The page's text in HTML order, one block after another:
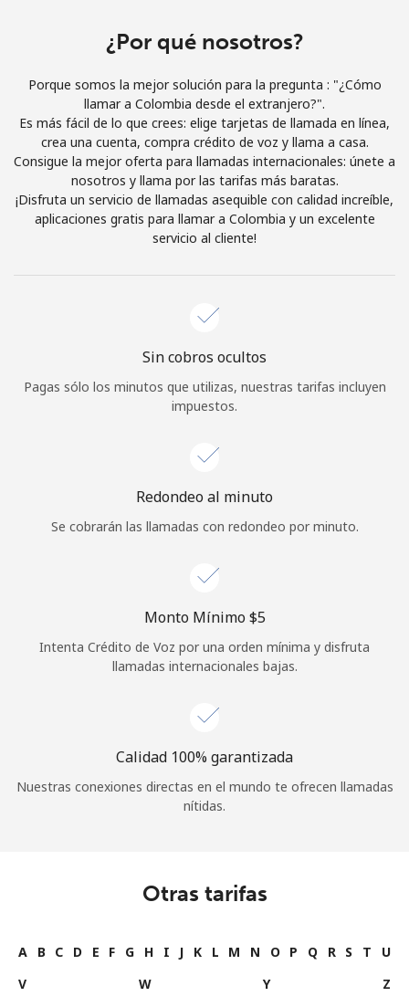
o
Continuar con
¿Por qué nosotros?
Porque somos la mejor solución para la pregunta : "¿Cómo
llamar a Colombia desde el extranjero?".
Es más fácil de lo que crees: elige tarjetas de llamada en línea,
crea una cuenta, compra crédito de voz y llama a casa.
Consigue la mejor oferta para llamadas internacionales: únete a
nosotros y llama por las tarifas más baratas.
¡Disfruta un servicio de llamadas asequible con calidad increíble,
aplicaciones gratis para llamar a Colombia y un excelente
servicio al cliente!
Sin cobros ocultos
Pagas sólo los minutos que utilizas, nuestras tarifas incluyen
impuestos.
Redondeo al minuto
Se cobrarán las llamadas con redondeo por minuto.
Monto Mínimo ⁦$5⁩
Intenta Crédito de Voz por una orden mínima y disfruta
llamadas internacionales bajas.
Calidad 100% garantizada
Nuestras conexiones directas en el mundo te ofrecen llamadas
nítidas.
Otras tarifas
A B C D E F G H I J K L M N O P Q R S T
U
V
W Y Z